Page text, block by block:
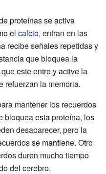
proteínas se activa
el calcio, entran en las
recibe señales repetidas y
que bloquea la
este entre y active la
refuerzan la memoria.
mantener los recuerdos
bloquea esta proteína, los
desaparecer, pero la
se mantiene. Otro
duren mucho tiempo
del cerebro.